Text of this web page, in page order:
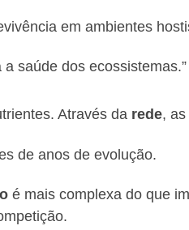
em ambientes
saúde dos ecossistemas.”
Através da rede,
de anos de evolução.
é mais complexa do que